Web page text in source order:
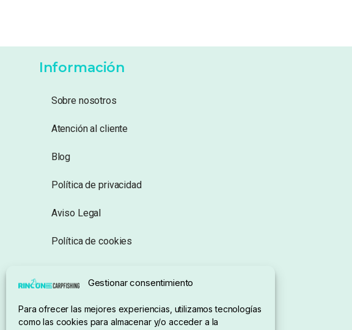
Gestionar consentimiento
Para ofrecer las mejores experiencias, utilizamos tecnologías
como las cookies para almacenar y/o acceder a la
Información
Sobre nosotros
Atención al cliente
Blog
Política de privacidad
Aviso Legal
Política de cookies
Condiciones de compra